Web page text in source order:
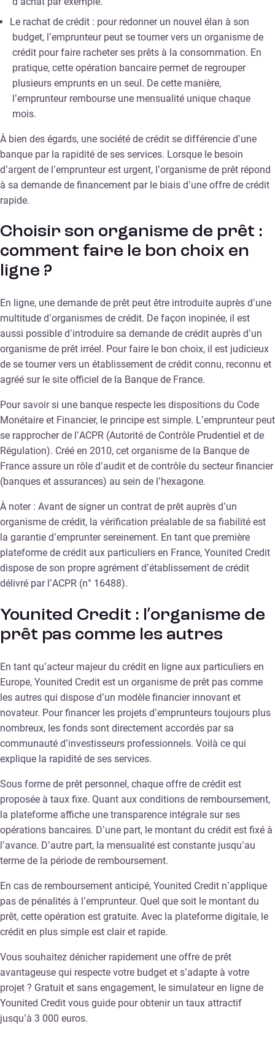
Le rachat de crédit : pour redonner un nouvel élan à son
budget, l’emprunteur peut se tourner vers un organisme de
crédit pour faire racheter ses prêts à la consommation. En
pratique, cette opération bancaire permet de regrouper
plusieurs emprunts en un seul. De cette manière,
l’emprunteur rembourse une mensualité unique chaque
mois.
À bien des égards, une société de crédit se différencie d’une
banque par la rapidité de ses services. Lorsque le besoin
d’argent de l’emprunteur est urgent, l’organisme de prêt répond
à sa demande de financement par le biais d’une offre de crédit
rapide.
Choisir son organisme de prêt :
comment faire le bon choix en
ligne ?
En ligne, une demande de prêt peut être introduite auprès d’une
multitude d’organismes de crédit. De façon inopinée, il est
aussi possible d’introduire sa demande de crédit auprès d’un
organisme de prêt irréel. Pour faire le bon choix, il est judicieux
de se tourner vers un établissement de crédit connu, reconnu et
agréé sur le site officiel de la Banque de France.
Pour savoir si une banque respecte les dispositions du Code
Monétaire et Financier, le principe est simple. L’emprunteur peut
se rapprocher de l’ACPR (Autorité de Contrôle Prudentiel et de
Régulation). Créé en 2010, cet organisme de la Banque de
France assure un rôle d’audit et de contrôle du secteur financier
(banques et assurances) au sein de l’hexagone.
À noter : Avant de signer un contrat de prêt auprès d’un
organisme de crédit, la vérification préalable de sa fiabilité est
la garantie d’emprunter sereinement. En tant que première
plateforme de crédit aux particuliers en France, Younited Credit
dispose de son propre agrément d’établissement de crédit
délivré par l’ACPR (n° 16488).
Younited Credit : l’organisme de
prêt pas comme les autres
En tant qu’acteur majeur du crédit en ligne aux particuliers en
Europe, Younited Credit est un organisme de prêt pas comme
les autres qui dispose d’un modèle financier innovant et
novateur. Pour financer les projets d’emprunteurs toujours plus
nombreux, les fonds sont directement accordés par sa
communauté d’investisseurs professionnels. Voilà ce qui
explique la rapidité de ses services.
Sous forme de prêt personnel, chaque offre de crédit est
proposée à taux fixe. Quant aux conditions de remboursement,
la plateforme affiche une transparence intégrale sur ses
opérations bancaires. D’une part, le montant du crédit est fixé à
l’avance. D’autre part, la mensualité est constante jusqu’au
terme de la période de remboursement.
En cas de remboursement anticipé, Younited Credit n’applique
pas de pénalités à l’emprunteur. Quel que soit le montant du
prêt, cette opération est gratuite. Avec la plateforme digitale, le
crédit en plus simple est clair et rapide.
Vous souhaitez dénicher rapidement une offre de prêt
avantageuse qui respecte votre budget et s’adapte à votre
projet ? Gratuit et sans engagement, le simulateur en ligne de
Younited Credit vous guide pour obtenir un taux attractif
jusqu’à 3 000 euros.